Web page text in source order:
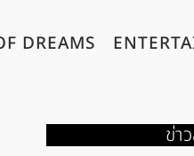
DREAMS
ข่า